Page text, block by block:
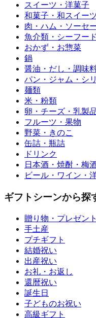
スイーツ・洋菓子
和菓子・和スイー
肉・ハム・ソーセ
魚介類・シーフード
おかず・お惣菜
鍋
醤油・だし・調味
パン・ジャム・シ
麺類
米・粉類
卵・チーズ・乳製
フルーツ・果物
野菜・きのこ
缶詰・瓶詰
ドリンク
日本酒・焼酎・梅
ビール・ワイン・
ギフトシーンから探
贈り物・プレゼント
手土産
プチギフト
結婚祝い
出産祝い
お礼・お返し
還暦祝い
誕生日
子どものお祝い
高級ギフト